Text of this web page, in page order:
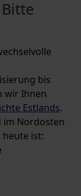
bis
wir Ihnen
Estlands.
im Nordosten
heute ist: